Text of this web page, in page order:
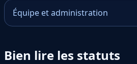
Équipe et administration
Bien lire les statuts